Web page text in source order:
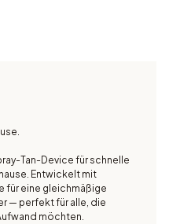
Tan-Device für schnelle
Entwickelt mit
für eine gleichmäßige
— perfekt für alle, die
möchten.